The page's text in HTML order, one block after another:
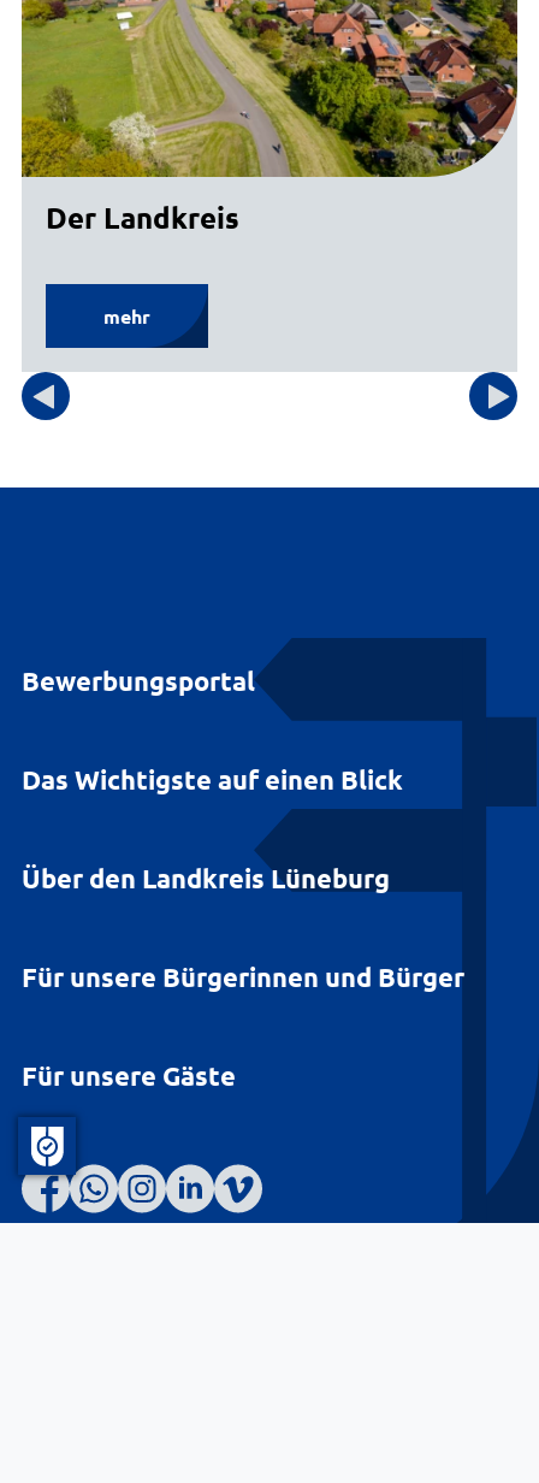
Der Landkreis
mehr
Bewerbungsportal
Das Wichtigste auf einen Blick
Über den Landkreis Lüneburg
Für unsere Bürgerinnen und Bürger
Für unsere Gäste